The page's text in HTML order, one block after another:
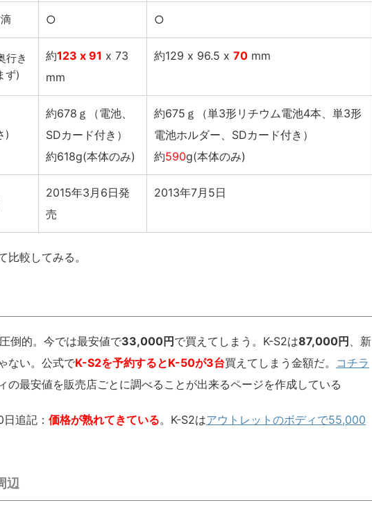
○ ○
行き
ず)
約123 x 91 x 73
mm
約129 x 96.5 x 70 mm
)
約678ｇ（電池、
SDカード付き）
約618g(本体のみ)
約675ｇ（単3形リチウム電池4本、単3形
電池ホルダー、SDカード付き）
約590g(本体のみ)
2015年3月6日発
売
2013年7月5日
比較してみる。
倒的。今では最安値で33,000円 で買えてしまう。K-S2は87,000円 、新
ない。公式でK-S2を予約するとK-50が3台買えてしまう金額だ。 コチラ
の最安値を販売店ごとに調べることが出来るページを作成している
追記： 価格が熟れてきている。K-S2はアウトレットのボディで55,000
辺